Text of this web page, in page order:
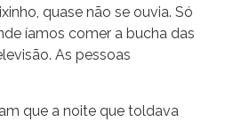
quase não se ouvia. Só
íamos comer a bucha das
As pessoas
que a noite que toldava